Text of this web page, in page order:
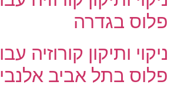
פלוס בגדרה
פלוס בתל אביב אלנבי